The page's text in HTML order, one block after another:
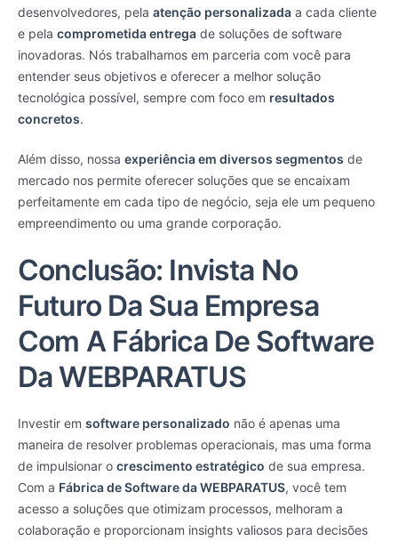
desenvolvedores, pela atenção personalizada a cada cliente
e pela comprometida entrega de soluções de software
inovadoras. Nós trabalhamos em parceria com você para
entender seus objetivos e oferecer a melhor solução
tecnológica possível, sempre com foco em resultados
concretos.
Além disso, nossa experiência em diversos segmentos de
mercado nos permite oferecer soluções que se encaixam
perfeitamente em cada tipo de negócio, seja ele um pequeno
empreendimento ou uma grande corporação.
Conclusão: Invista No
Futuro Da Sua Empresa
Com A Fábrica De Software
Da WEBPARATUS
Investir em software personalizado não é apenas uma
maneira de resolver problemas operacionais, mas uma forma
de impulsionar o crescimento estratégico de sua empresa.
Com a Fábrica de Software da WEBPARATUS, você tem
acesso a soluções que otimizam processos, melhoram a
colaboração e proporcionam insights valiosos para decisões